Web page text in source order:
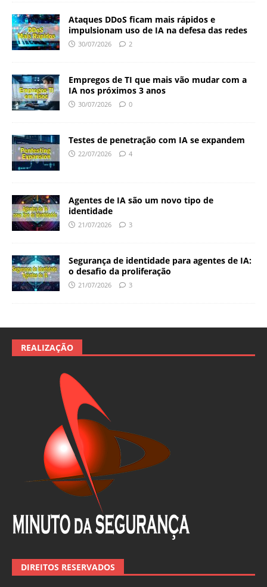
Ataques DDoS ficam mais rápidos e
impulsionam uso de IA na defesa das redes
30/07/2026 2
Empregos de TI que mais vão mudar com a
IA nos próximos 3 anos
30/07/2026 0
Testes de penetração com IA se expandem
22/07/2026 4
Agentes de IA são um novo tipo de
identidade
21/07/2026 3
Segurança de identidade para agentes de IA:
o desafio da proliferação
21/07/2026 3
REALIZAÇÃO
DIREITOS RESERVADOS